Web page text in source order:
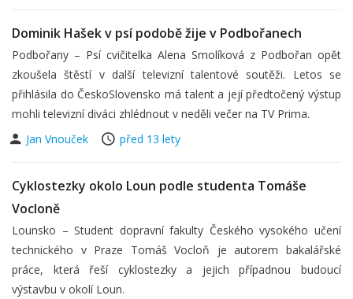
Dominik Hašek v psí podobě žije v Podbořanech
Podbořany – Psí cvičitelka Alena Smolíková z Podbořan opět
zkoušela štěstí v další televizní talentové soutěži. Letos se
přihlásila do ČeskoSlovensko má talent a její předtočený výstup
mohli televizní diváci zhlédnout v neděli večer na TV Prima.
Jan Vnouček
před 13 lety
Cyklostezky okolo Loun podle studenta Tomáše
Vocloně
Lounsko – Student dopravní fakulty Českého vysokého učení
technického v Praze Tomáš Vocloň je autorem bakalářské
práce, která řeší cyklostezky a jejich případnou budoucí
výstavbu v okolí Loun.